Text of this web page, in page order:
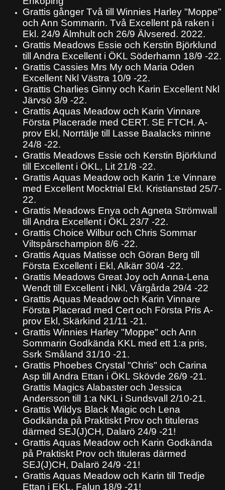
Grattis gånger Två till Winnies Harley "Moppe"
och Ann Sommarin. Två Excellent på raken i
Ekl. 24/9 Älmhult och 26/9 Älvsered. 2022.
Grattis Meadows Essie och Kerstin Björklund
till Andra Excellent i ÖKL Söderhamn 18/9 -22.
Grattis Cassies Mrs My och Maria Oden
Excellent Nkl Västra 10/9 -22.
Grattis Charlies Ginny och Karin Excellent Nkl
Järvsö 3/9 -22.
Grattis Aquas Meadow och Karin Vinnare
Första Placerade med CERT. SE FTCH. A-
prov Ekl, Norrtälje till Lasse Baalacks minne
24/8 -22.
Grattis Meadows Essie och Kerstin Björklund
till Excellent i ÖKL, Lit 21/8 -22.
Grattis Aquas Meadow och Karin 1:e Vinnare
med Excellent Mocktrial Ekl. Kristianstad 25/7-
22.
Grattis Meadows Enya och Agneta Strömwall
till Andra Excellent i ÖKL 23/7 -22.
Grattis Choice Wilbur och Chris Sommar
Viltspårschampion 8/6 -22.
Grattis Aquas Matisse och Göran Berg till
Första Excellent i Ekl, Alkärr 30/4 -22.
Grattis Meadows Great Joy och Anna-Lena
Wendt till Excellent i Nkl, Vårgårda 29/4 -22
Grattis Aquas Meadow och Karin Vinnare
Första Placerad med Cert och Första Pris A-
prov Ekl, Skärkind 21/11 -21.
Grattis Winnies Harley "Moppe" och Ann
Sommarin Godkända KKL med ett 1:a pris,
Ssrk Småland 31/10 -21.
Grattis Phoebes Crystal "Chris" och Carina
Asp till Andra Ettan i ÖKL Skövde 26/9 -21.
Grattis Magics Alabaster och Jessica
Andersson till 1:a NKL i Sundsvall 2/10-21.
Grattis Wildys Black Magic och Lena
Godkända på Praktiskt Prov och tituleras
därmed SEJ(J)CH, Dalarö 24/9 -21!
Grattis Aquas Meadow och Karin Godkända
på Praktiskt Prov och tituleras därmed
SEJ(J)CH, Dalarö 24/9 -21!
Grattis Aquas Meadow och Karin till Tredje
Ettan i EKL, Falun 18/9 -21!